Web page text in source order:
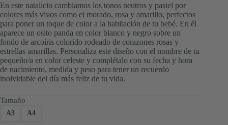
En este natalicio cambiamos los tonos neutros y pastel por
colores más vivos como el morado, rosa y amarillo, perfectos
para poner un toque de color a la habitación de tu bebé. En él
aparece un osito panda en color blanco y negro sobre un
fondo de arcoíris colorido rodeado de corazones rosas y
estrellas amarillas. Personaliza este diseño con el nombre de tu
pequeño/a en color celeste y complétalo con su fecha y hora
de nacimiento, medida y peso para tener un recuerdo
inolvidable del día más feliz de tu vida.
Tamaño
A3 A4